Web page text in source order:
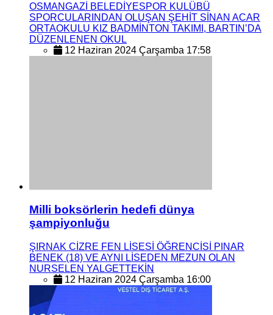
OSMANGAZİ BELEDİYESPOR KULÜBÜ
SPORCULARINDAN OLUŞAN ŞEHİT SİNAN ACAR
ORTAOKULU KIZ BADMİNTON TAKIMI, BARTIN’DA
DÜZENLENEN OKUL
12 Haziran 2024 Çarşamba 17:58
Milli boksörlerin hedefi dünya
şampiyonluğu
ŞIRNAK CİZRE FEN LİSESİ ÖĞRENCİSİ PINAR
BENEK (18) VE AYNI LİSEDEN MEZUN OLAN
NURSELEN YALGETTEKİN
12 Haziran 2024 Çarşamba 16:00